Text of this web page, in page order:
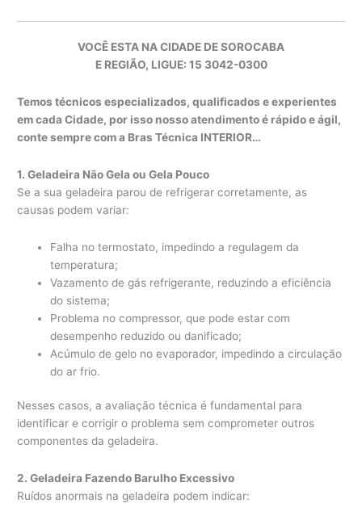
VOCÊ ESTA NA CIDADE DE SOROCABA
E REGIÃO, LIGUE: 15 3042-0300
Temos técnicos especializados, qualificados e experientes
em cada Cidade, por isso nosso atendimento é rápido e ágil,
conte sempre com a Bras Técnica INTERIOR…
1. Geladeira Não Gela ou Gela Pouco
Se a sua geladeira parou de refrigerar corretamente, as
causas podem variar:
Falha no termostato, impedindo a regulagem da
temperatura;
Vazamento de gás refrigerante, reduzindo a eficiência
do sistema;
Problema no compressor, que pode estar com
desempenho reduzido ou danificado;
Acúmulo de gelo no evaporador, impedindo a circulação
do ar frio.
Nesses casos, a avaliação técnica é fundamental para
identificar e corrigir o problema sem comprometer outros
componentes da geladeira.
2. Geladeira Fazendo Barulho Excessivo
Ruídos anormais na geladeira podem indicar: